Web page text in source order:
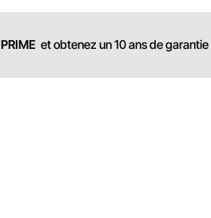
PRIME et obtenez un 10 ans de